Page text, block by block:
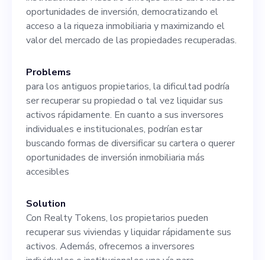
problemas según surjan.
oportunidades de inversión, democratizando el
acceso a la riqueza inmobiliaria y maximizando el
valor del mercado de las propiedades recuperadas.
Problems
para los antiguos propietarios, la dificultad podría
ser recuperar su propiedad o tal vez liquidar sus
activos rápidamente. En cuanto a sus inversores
individuales e institucionales, podrían estar
buscando formas de diversificar su cartera o querer
oportunidades de inversión inmobiliaria más
accesibles
Solution
Con Realty Tokens, los propietarios pueden
recuperar sus viviendas y liquidar rápidamente sus
activos. Además, ofrecemos a inversores